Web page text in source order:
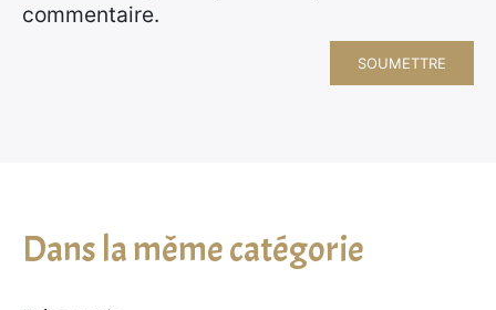
commentaire.
Dans la même catégorie